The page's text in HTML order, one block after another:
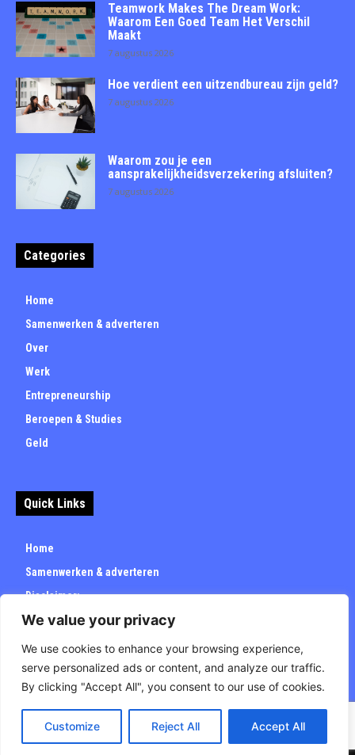
We value your privacy
We use cookies to enhance your browsing experience,
serve personalized ads or content, and analyze our traffic.
By clicking "Accept All", you consent to our use of cookies.
Customize Reject All Accept All
Teamwork Makes The Dream Work:
Waarom Een Goed Team Het Verschil
Maakt
7 augustus 2026
Hoe verdient een uitzendbureau zijn geld?
7 augustus 2026
Waarom zou je een
aansprakelijkheidsverzekering afsluiten?
7 augustus 2026
Categories
Home
Samenwerken & adverteren
Over
Werk
Entrepreneurship
Beroepen & Studies
Geld
Quick Links
Home
Samenwerken & adverteren
Disclaimer:
Over
Privacybeleid
© Carrieretijd.nl - All rights reserved.